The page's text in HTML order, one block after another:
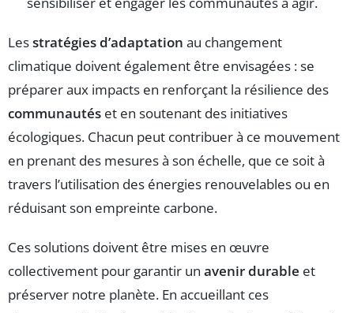
Lesstratégies d’adaptation au changement
climatique doivent également être envisagées : se
préparer aux impacts en renforçant la résilience des
communautés et en soutenant des initiatives
écologiques. Chacun peut contribuer à ce mouvement
en prenant des mesures à son échelle, que ce soit à
travers l’utilisation des énergies renouvelables ou en
réduisant son empreinte carbone.
Ces solutions doivent être mises en œuvre
collectivement pour garantir un avenir durable et
préserver notre planète. En accueillant ces